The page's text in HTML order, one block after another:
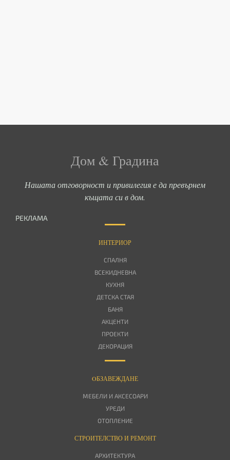
Дом & Градина
Нашата отговорност и привилегия е да превърнем
къщата си в дом.
РЕКЛАМА
ИНТЕРИОР
СПАЛНЯ
ВСЕКИДНЕВНА
КУХНЯ
ДЕТСКА СТАЯ
БАНЯ
АКЦЕНТИ
ПРОЕКТИ
ДЕКОРАЦИЯ
OБЗАВЕЖДАНЕ
МЕБЕЛИ И АКСЕСОАРИ
УРЕДИ
ОТОПЛЕНИЕ
СТРОИТЕЛСТВО И РЕМОНТ
АРХИТЕКТУРА